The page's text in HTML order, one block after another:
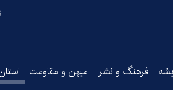
فرهنگ و نشر میهن و مقاومت